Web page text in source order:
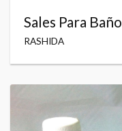
Sales Para Baño
RASHIDA